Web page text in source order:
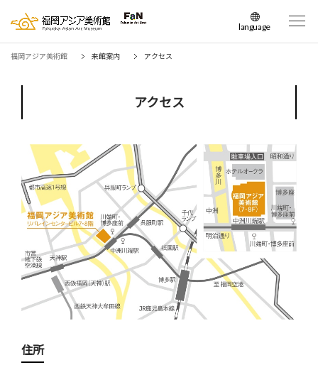
language
日本語
福岡アジア美術館 来館案内 アクセス
アクセス
住所